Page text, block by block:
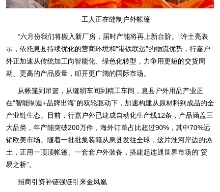
工人正在缝制户外帐篷
“六月份我们将搬入新厂房，届时产能将再上新台阶。”许士亮表
示，依托息县持续优化的营商环境和“港铁联运”的物流优势，行嘉户
外正加速从传统加工向智能化、绿色化转型，力争用更短的交货周
期、更高的产品质量，叩开更广阔的国际市场。
从帐篷到吊篮，从缝纫车间到精工车间，息县户外用品产业正
在“智能制造+品牌出海”的双轮驱动下，加速构建从原材料到成品的全
产业链生态。目前，行嘉户外已建成自动化生产线12条，产品涵盖三
大品类，年产能突破200万件，海外订单占比超过90%，其中70%远
销欧美市场。随着一批批集装箱从息县发往全球，这片淮河岸边的热
土，正用一顶顶帐篷、一套套户外装备，搭建起连通世界市场的“贸
易之桥”。
招商引资补链强链引来金凤凰